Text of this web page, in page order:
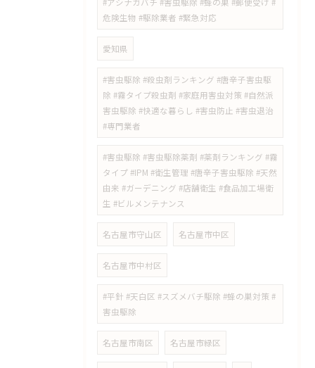
#アシナガバチ #害虫駆除 #蜂の巣 #郵便受け #
危険生物 #駆除業者 #緊急対応
愛知県
#害虫駆除 #殺虫剤ランキング #唐辛子害虫駆
除 #霧タイプ殺虫剤 #家庭用害虫対策 #自然派
害虫駆除 #快適な暮らし #害虫防止 #害虫退治
#専門業者
#害虫駆除 #害虫駆除薬剤 #薬剤ランキング #霧
タイプ #IPM #衛生管理 #唐辛子害虫駆除 #天然
由来 #ガーデニング #店舗衛生 #食品加工場衛
生 #ビルメンテナンス
名古屋市守山区 名古屋市中区
名古屋市中村区
#平針 #天白区 #スズメバチ駆除 #蜂の巣対策 #
害虫駆除
名古屋市南区 名古屋市緑区